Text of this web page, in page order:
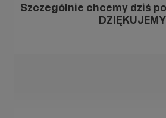
Szczególnie chcemy dziś